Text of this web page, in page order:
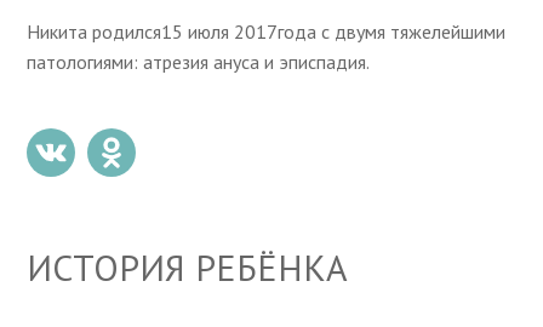
Никита родился15 июля 2017года с двумя тяжелейшими
патологиями: атрезия ануса и эписпадия.
ИСТОРИЯ РЕБЁНКА